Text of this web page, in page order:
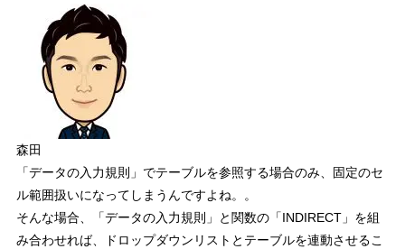
森田
「データの入力規則」でテーブルを参照する場合のみ、固定のセ
ル範囲扱いになってしまうんですよね。。
そんな場合、
「データの入力規則」と関数の「INDIRECT」を組
み合わせれば、ドロップダウンリストとテーブルを連動させるこ